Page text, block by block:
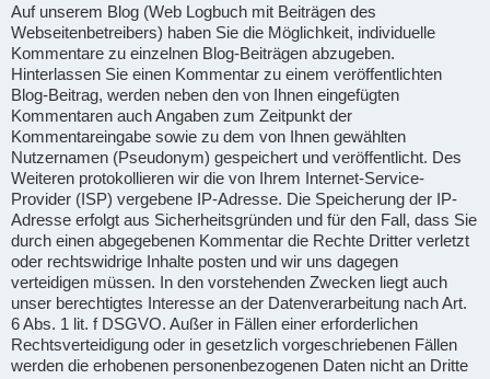
Auf unserem Blog (Web Logbuch mit Beiträgen des
Webseitenbetreibers) haben Sie die Möglichkeit, individuelle
Kommentare zu einzelnen Blog-Beiträgen abzugeben.
Hinterlassen Sie einen Kommentar zu einem veröffentlichten
Blog-Beitrag, werden neben den von Ihnen eingefügten
Kommentaren auch Angaben zum Zeitpunkt der
Kommentareingabe sowie zu dem von Ihnen gewählten
Nutzernamen (Pseudonym) gespeichert und veröffentlicht. Des
Weiteren protokollieren wir die von Ihrem Internet-Service-
Provider (ISP) vergebene IP-Adresse. Die Speicherung der IP-
Adresse erfolgt aus Sicherheitsgründen und für den Fall, dass Sie
durch einen abgegebenen Kommentar die Rechte Dritter verletzt
oder rechtswidrige Inhalte posten und wir uns dagegen
verteidigen müssen. In den vorstehenden Zwecken liegt auch
unser berechtigtes Interesse an der Datenverarbeitung nach Art.
6 Abs. 1 lit. f DSGVO. Außer in Fällen einer erforderlichen
Rechtsverteidigung oder in gesetzlich vorgeschriebenen Fällen
werden die erhobenen personenbezogenen Daten nicht an Dritte